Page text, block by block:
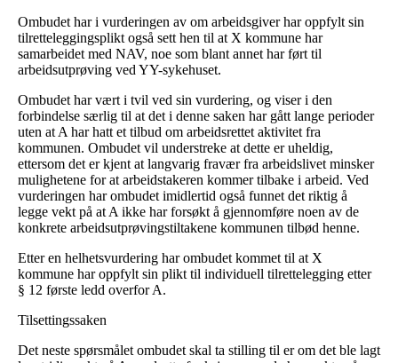
Ombudet har i vurderingen av om arbeidsgiver har oppfylt sin
tilretteleggingsplikt også sett hen til at X kommune har
samarbeidet med NAV, noe som blant annet har ført til
arbeidsutprøving ved YY-sykehuset.
Ombudet har vært i tvil ved sin vurdering, og viser i den
forbindelse særlig til at det i denne saken har gått lange perioder
uten at A har hatt et tilbud om arbeidsrettet aktivitet fra
kommunen. Ombudet vil understreke at dette er uheldig,
ettersom det er kjent at langvarig fravær fra arbeidslivet minsker
mulighetene for at arbeidstakeren kommer tilbake i arbeid. Ved
vurderingen har ombudet imidlertid også funnet det riktig å
legge vekt på at A ikke har forsøkt å gjennomføre noen av de
konkrete arbeidsutprøvingstiltakene kommunen tilbød henne.
Etter en helhetsvurdering har ombudet kommet til at X
kommune har oppfylt sin plikt til individuell tilrettelegging etter
§ 12 første ledd overfor A.
Tilsettingssaken
Det neste spørsmålet ombudet skal ta stilling til er om det ble lagt